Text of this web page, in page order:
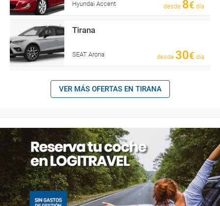
Hyundai Accent desde 8€ día
Tirana
SEAT Arona desde 30€ día
VER MÁS OFERTAS EN TIRANA